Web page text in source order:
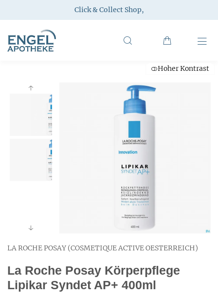
Click & Collect Shop,
Hoher Kontrast
LA ROCHE POSAY (COSMETIQUE ACTIVE OESTERREICH)
La Roche Posay Körperpflege
Lipikar Syndet AP+ 400ml